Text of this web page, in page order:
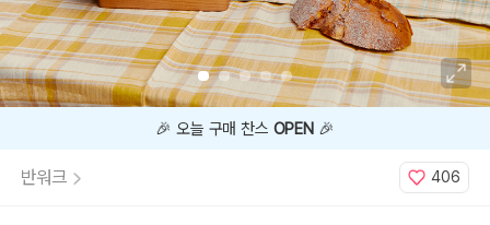
🎉 오늘 구매 찬스 OPEN 🎉
반워크 406